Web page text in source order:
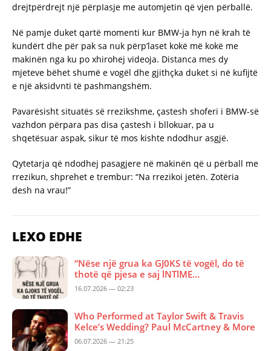
drejtpërdrejt një përpIasje me automjetin që vjen përballë.
Në pamje duket qartë momenti kur BMW-ja hyn në krah të
kundërt dhe për pak sa nuk përp’laset kokë më kokë me
makinën nga ku po xhirohej videoja. Distanca mes dy
mjeteve bëhet shumë e vogël dhe gjithçka duket si në kufijtë
e një aksidνnti të pashmangshëm.
Pavarësisht situatës së rrezikshme, çastesh shoferi i BMW-së
vazhdon përpara pas disa çastesh i bllokuar, pa u
shqetësuar aspak, sikur të mos kishte ndodhur asgjë.
Qytetarja që ndodhej pasagjere në makinën që u përball me
rrezikun, shprehet e trembur: “Na rrezikoi jetën. Zotëria
desh na vrau!”
LEXO EDHE
“Nëse një grua ka GJ0KS të vogël, do të
thotë që pjesa e saj lNTlME…
16.07.2026 — 02:23
Who Performed at Taylor Swift & Travis
Kelce’s Wedding? Paul McCartney & More
06.07.2026 — 21:25